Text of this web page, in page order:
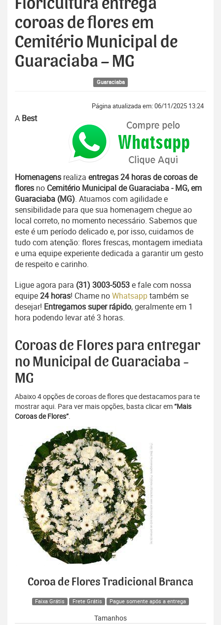
Floricultura entrega
coroas de flores em
Cemitério Municipal de
Guaraciaba – MG
Guaraciaba
Página atualizada em: 06/11/2025 13:24
A Best
Homenagens realiza entregas 24 horas de coroas de
flores no Cemitério Municipal de Guaraciaba - MG, em
Guaraciaba (MG). Atuamos com agilidade e
sensibilidade para que sua homenagem chegue ao
local correto, no momento necessário. Sabemos que
este é um período delicado e, por isso, cuidamos de
tudo com atenção: flores frescas, montagem imediata
e uma equipe experiente dedicada a garantir um gesto
de respeito e carinho.
Ligue agora para (31) 3003-5053e fale com nossa
equipe24 horas! Chame noWhatsapptambém se
desejar! Entregamos super rápido, geralmente em 1
hora podendo levar até 3 horas.
Coroas de Flores para entregar
no Municipal de Guaraciaba -
MG
Abaixo 4 opções de coroas de flores que destacamos para te
mostrar aqui. Para ver mais opções, basta clicar em“Mais
Coroas de Flores”.
Coroa de Flores Tradicional Branca
Faixa Grátis Frete Grátis Pague somente após a entrega
Tamanhos